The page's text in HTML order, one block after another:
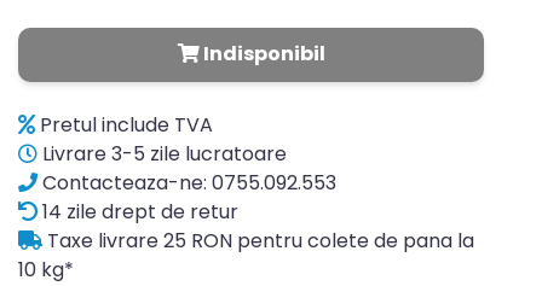
Indisponibil
Pretul include TVA
Livrare 3-5 zile lucratoare
Contacteaza-ne: 0755.092.553
14 zile drept de retur
Taxe livrare 25 RON pentru colete de pana la
10 kg*